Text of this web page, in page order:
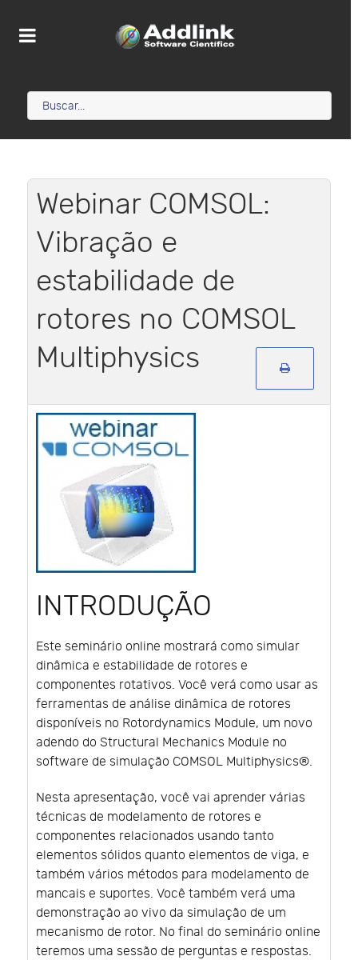
Webinar COMSOL:
Vibração e
estabilidade de
rotores no COMSOL
Multiphysics
INTRODUÇÃO
Este seminário online mostrará como simular
dinâmica e estabilidade de rotores e
componentes rotativos. Você verá como usar as
ferramentas de análise dinâmica de rotores
disponíveis no Rotordynamics Module, um novo
adendo do Structural Mechanics Module no
software de simulação COMSOL Multiphysics®.
Nesta apresentação, você vai aprender várias
técnicas de modelamento de rotores e
componentes relacionados usando tanto
elementos sólidos quanto elementos de viga, e
também vários métodos para modelamento de
mancais e suportes. Você também verá uma
demonstração ao vivo da simulação de um
mecanismo de rotor. No final do seminário online
teremos uma sessão de perguntas e respostas.